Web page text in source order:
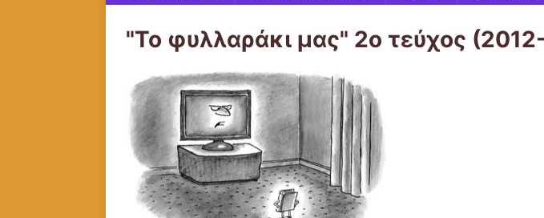
"Το φυλλαράκι μας" 2ο τεύχος